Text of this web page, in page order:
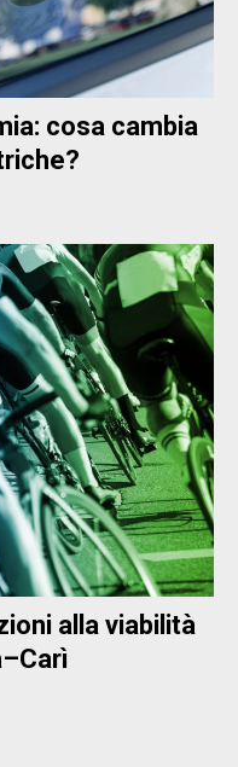
cosa cambia
alla viabilità